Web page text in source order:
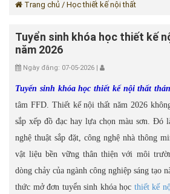
Trang chủ / Học thiết kế nội thất
Tuyển sinh khóa học thiết kế
năm 2026
Ngày đăng: 07-05-2026 |
Tuyển sinh khóa học thiết kế nội thất
tâm FFD. Thiết kế nội thất năm 2026
sắp xếp đồ đạc hay lựa chọn màu sơn. Đó
nghệ thuật sắp đặt, công nghệ nhà thông
vật liệu bền vững thân thiện với môi
dòng chảy của ngành công nghiệp sáng tạo
thức mở đơn tuyển sinh khóa học thiết kế